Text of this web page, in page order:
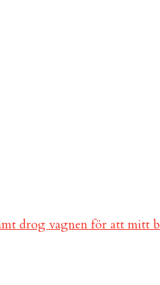
drog vagnen för att mitt